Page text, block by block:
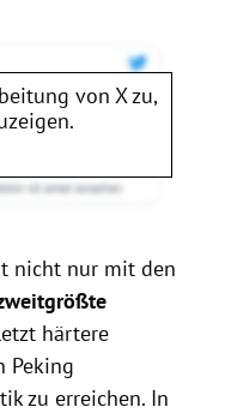
von Xzu,
nicht nur mit den
härtere
Peking
zu erreichen. In